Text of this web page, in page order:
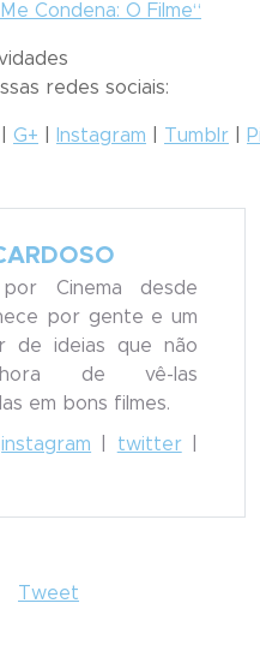
Condena: O Filme“
redes sociais:
G+ Instagram Tumblr
Cinema desde
por gente e um
de ideias que não
de vê-las
em bons filmes.
instagram twitter|
Tweet